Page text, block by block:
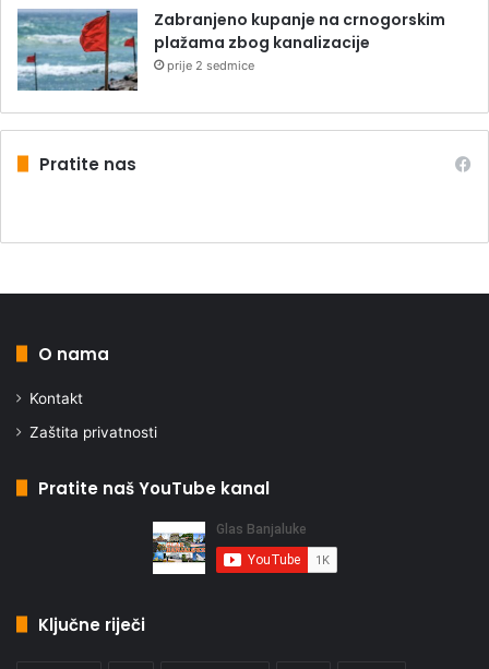
Zabranjeno kupanje na crnogorskim
plažama zbog kanalizacije
prije 2 sedmice
Pratite nas
O nama
Kontakt
Zaštita privatnosti
Pratite naš YouTube kanal
Ključne riječi